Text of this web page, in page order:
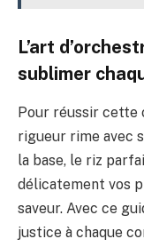
L’art
sublimer
Pour réussir cette
rigueur rime avec
la base, le riz
délicatement vos
saveur. Avec ce
justice à chaque